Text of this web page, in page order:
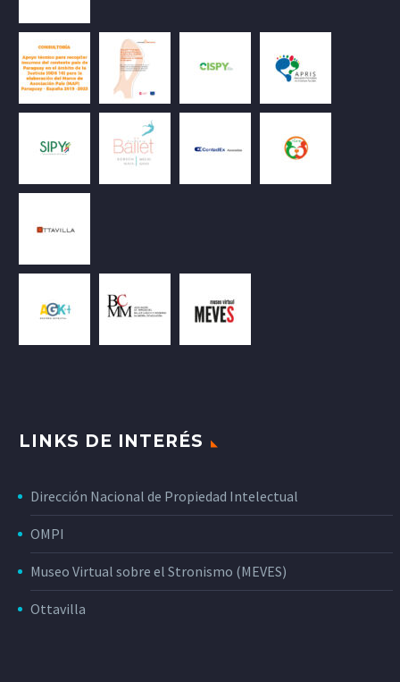
LINKS DE INTERÉS
Dirección Nacional de Propiedad Intelectual
OMPI
Museo Virtual sobre el Stronismo (MEVES)
Ottavilla